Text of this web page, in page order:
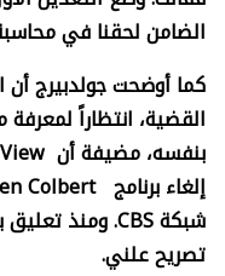
الضامن لحقنا في
كما أوضحت جولدبيرج أن
القضية، انتظاراً
بنفسه، مضيفة أن
إلغاء برنامجColbert
شبكةCBS. ومنذ تعليق
تصريح علني.